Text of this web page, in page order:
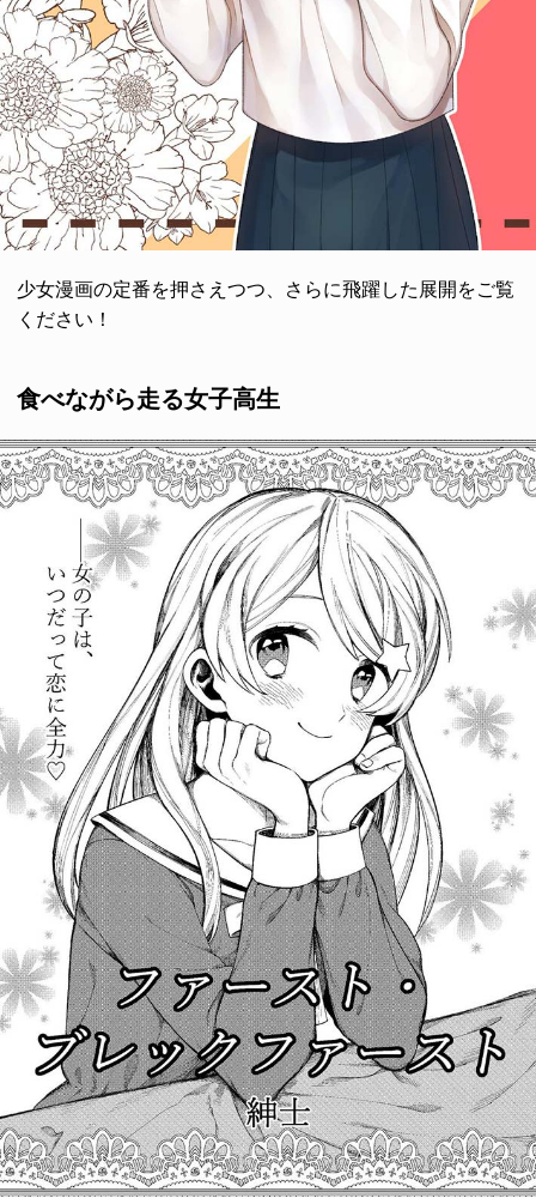
少女漫画の定番を押さえつつ、さらに飛躍した展開をご覧
ください！
食べながら走る女子高生